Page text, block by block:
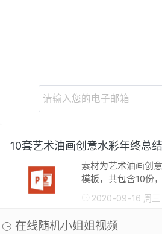
10套艺术油画创意水彩年终总
素材为艺术油画创
模板，共包含10份
意模板为主，适用
产品推广、方案策
模板。 下载地址：
2020-09-16 周三
在线随机小姐姐视频